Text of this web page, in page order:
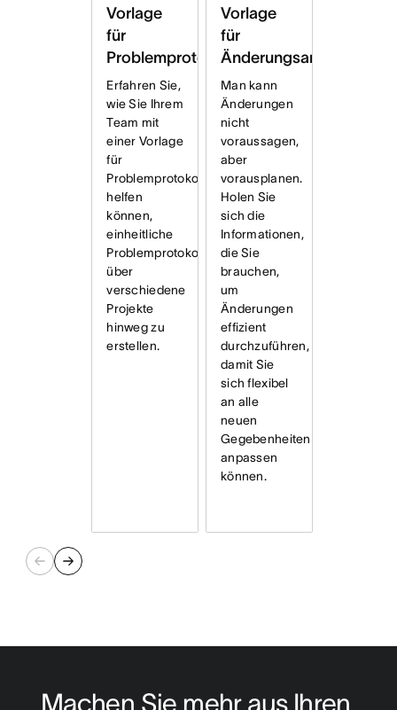
Vorlage
für
Problemprotokolle
Erfahren Sie,
wie Sie Ihrem
Team mit
einer Vorlage
für
Problemprotokolle
helfen
können,
einheitliche
Problemprotokolle
über
verschiedene
Projekte
hinweg zu
erstellen.
Vorlage
für
Änderungsanfragen
Man kann
Änderungen
nicht
voraussagen,
aber
vorausplanen.
Holen Sie
sich die
Informationen,
die Sie
brauchen,
um
Änderungen
effizient
durchzuführen,
damit Sie
sich flexibel
an alle
neuen
Gegebenheiten
anpassen
können.
Machen Sie mehr aus Ihren